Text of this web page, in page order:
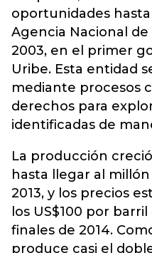
oportunidades
Agencia Nacional
2003, en el primer
Uribe. Esta entidad
mediante procesos
derechos para
identificadas de
La producción
hasta llegar al
2013, y los precios
los US$100 por
finales de 2014.
produce casi el